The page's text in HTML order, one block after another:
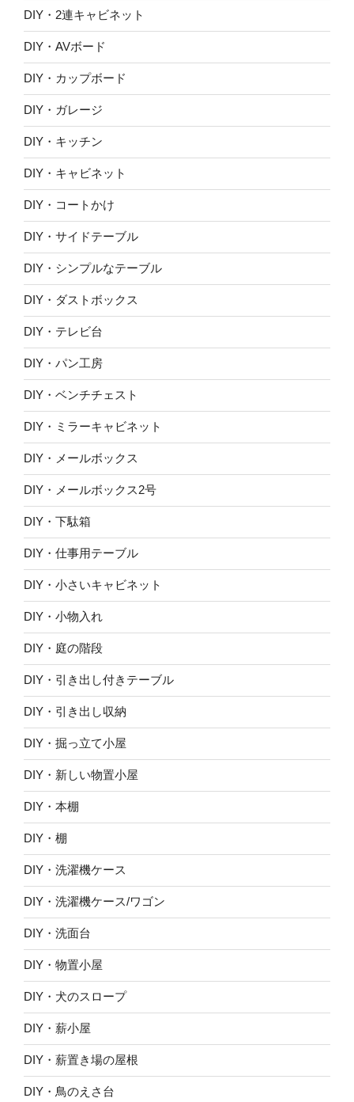
DIY・2連キャビネット
DIY・AVボード
DIY・カップボード
DIY・ガレージ
DIY・キッチン
DIY・キャビネット
DIY・コートかけ
DIY・サイドテーブル
DIY・シンプルなテーブル
DIY・ダストボックス
DIY・テレビ台
DIY・パン工房
DIY・ベンチチェスト
DIY・ミラーキャビネット
DIY・メールボックス
DIY・メールボックス2号
DIY・下駄箱
DIY・仕事用テーブル
DIY・小さいキャビネット
DIY・小物入れ
DIY・庭の階段
DIY・引き出し付きテーブル
DIY・引き出し収納
DIY・掘っ立て小屋
DIY・新しい物置小屋
DIY・本棚
DIY・棚
DIY・洗濯機ケース
DIY・洗濯機ケース/ワゴン
DIY・洗面台
DIY・物置小屋
DIY・犬のスロープ
DIY・薪小屋
DIY・薪置き場の屋根
DIY・鳥のえさ台